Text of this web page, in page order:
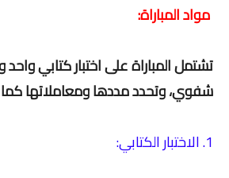
مواد المباراة:
تشتمل المباراة على اختبار كتابي واحد
شفوي، وتحدد مددها ومعاملاتها
1. الاختبار الكتابي: